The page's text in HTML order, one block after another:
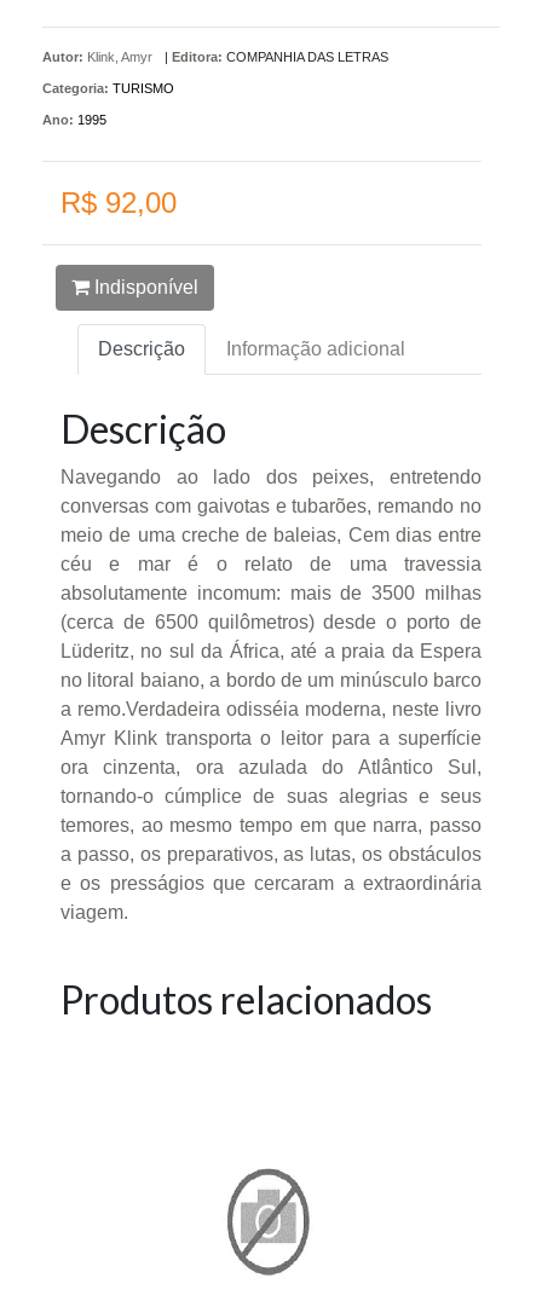
Autor: Klink, Amyr | Editora: COMPANHIA DAS LETRAS
Categoria: TURISMO
Ano: 1995
R$ 92,00
Indisponível
Descrição Informação adicional
Descrição
Navegando ao lado dos peixes, entretendo
conversas com gaivotas e tubarões, remando no
meio de uma creche de baleias, Cem dias entre
céu e mar é o relato de uma travessia
absolutamente incomum: mais de 3500 milhas
(cerca de 6500 quilômetros) desde o porto de
Lüderitz, no sul da África, até a praia da Espera
no litoral baiano, a bordo de um minúsculo barco
a remo.Verdadeira odisséia moderna, neste livro
Amyr Klink transporta o leitor para a superfície
ora cinzenta, ora azulada do Atlântico Sul,
tornando-o cúmplice de suas alegrias e seus
temores, ao mesmo tempo em que narra, passo
a passo, os preparativos, as lutas, os obstáculos
e os presságios que cercaram a extraordinária
viagem.
Produtos relacionados